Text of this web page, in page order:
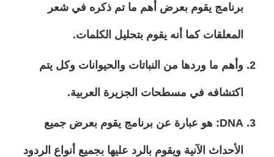
برنامج يقوم بعرض أهم ما تم ذكره في شعر
المعلقات كما أنه يقوم بتحليل الكلمات.
وأهم ما وردها من النباتات والحيوانات وكل يتم
اكتشافه في مسطحات الجزيرة العربية.
DNA: هو عبارة عن برنامج يقوم بعرض جميع
الأحداث الآنية ويقوم بالرد عليها بجميع أنواع الردود